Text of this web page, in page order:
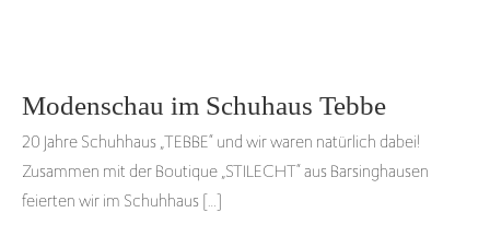
Modenschau im Schuhaus Tebbe
20 Jahre Schuhhaus „TEBBE“ und wir waren natürlich dabei!
Zusammen mit der Boutique „STILECHT“ aus Barsinghausen
feierten wir im Schuhhaus […]